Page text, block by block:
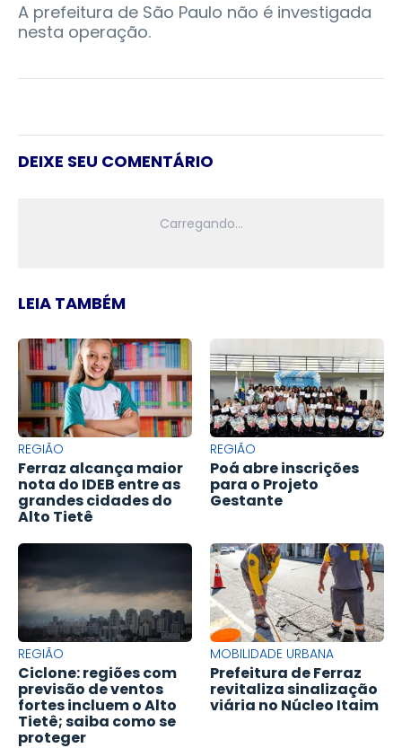
A prefeitura de São Paulo não é investigada
nesta operação.
DEIXE SEU COMENTÁRIO
LEIA TAMBÉM
REGIÃO
Ferraz alcança maior
nota do IDEB entre as
grandes cidades do
Alto Tietê
REGIÃO
Poá abre inscrições
para o Projeto
Gestante
REGIÃO
Ciclone: regiões com
previsão de ventos
fortes incluem o Alto
Tietê; saiba como se
proteger
MOBILIDADE URBANA
Prefeitura de Ferraz
revitaliza sinalização
viária no Núcleo Itaim